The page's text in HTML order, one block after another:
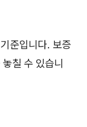
준입니다. 보증
칠 수 있습니